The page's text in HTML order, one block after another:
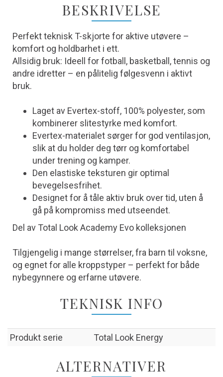
BESKRIVELSE
Perfekt teknisk T-skjorte for aktive utøvere –
komfort og holdbarhet i ett.
Allsidig bruk: Ideell for fotball, basketball, tennis og
andre idretter – en pålitelig følgesvenn i aktivt
bruk.
Laget av Evertex-stoff, 100% polyester, som
kombinerer slitestyrke med komfort.
Evertex-materialet sørger for god ventilasjon,
slik at du holder deg tørr og komfortabel
under trening og kamper.
Den elastiske teksturen gir optimal
bevegelsesfrihet.
Designet for å tåle aktiv bruk over tid, uten å
gå på kompromiss med utseendet.
Del av Total Look Academy Evo kolleksjonen
Tilgjengelig i mange størrelser, fra barn til voksne,
og egnet for alle kroppstyper – perfekt for både
nybegynnere og erfarne utøvere.
TEKNISK INFO
Produkt serie Total Look Energy
ALTERNATIVER